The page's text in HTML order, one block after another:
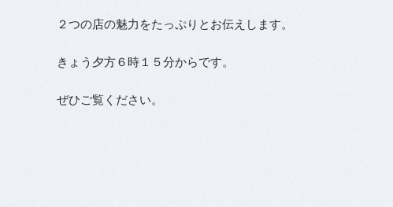
２つの店の魅力をたっぷりとお伝えします。
きょう夕方６時１５分からです。
ぜひご覧ください。